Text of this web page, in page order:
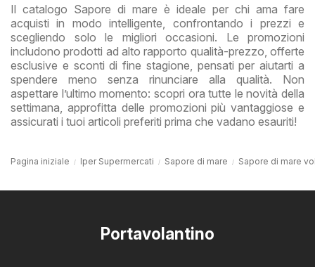
Il catalogo Sapore di mare è ideale per chi ama fare
acquisti in modo intelligente, confrontando i prezzi e
scegliendo solo le migliori occasioni. Le promozioni
includono prodotti ad alto rapporto qualità-prezzo, offerte
esclusive e sconti di fine stagione, pensati per aiutarti a
spendere meno senza rinunciare alla qualità. Non
aspettare l’ultimo momento: scopri ora tutte le novità della
settimana, approfitta delle promozioni più vantaggiose e
assicurati i tuoi articoli preferiti prima che vadano esauriti!
Pagina iniziale Iper Supermercati Sapore di mare Sapore di mare
Portavolantino